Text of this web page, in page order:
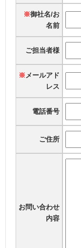
※御社名/お
名前
ご担当者様
※ メールアド
レス
電話番号
ご住所
お問い合わせ
内容